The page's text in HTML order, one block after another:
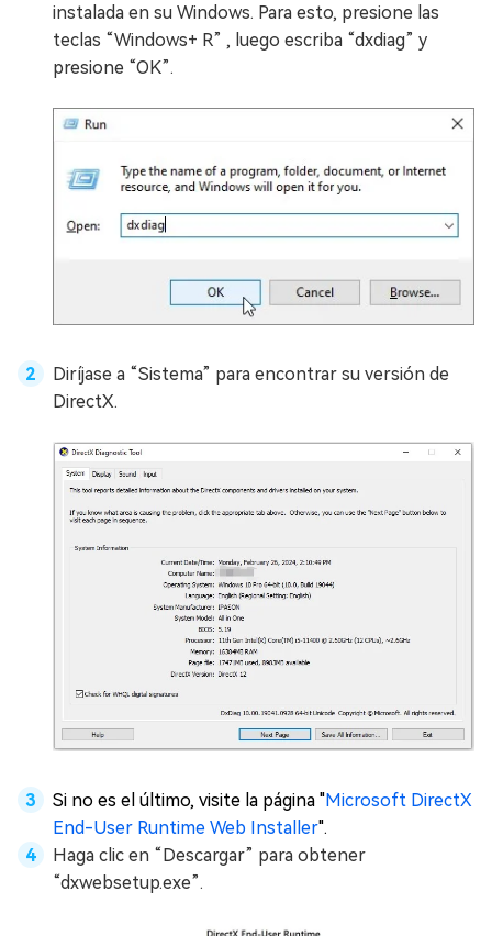
instalada en su Windows. Para esto, presione las
teclas “Windows+ R” , luego escriba “dxdiag” y
presione “OK”.
Diríjase a “Sistema” para encontrar su versión de
DirectX.
Si no es el último, visite la página "Microsoft DirectX
End-User Runtime Web Installer".
Haga clic en “Descargar” para obtener
“dxwebsetup.exe”.